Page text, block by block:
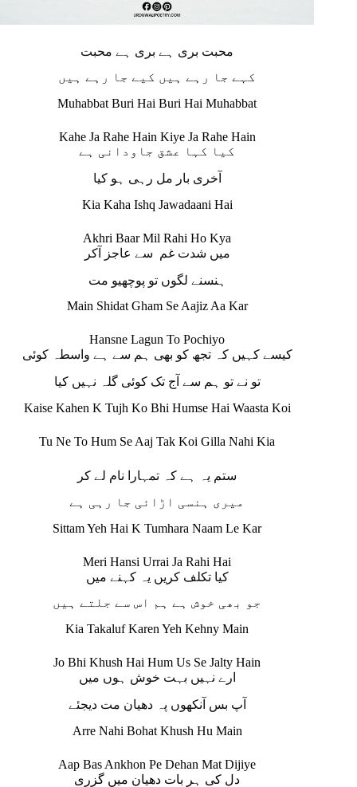
محبت بری ہے بری ہے محبت
کہے جا رہے ہیں کیے جا رہے ہیں
Muhabbat Buri Hai Buri Hai Muhabbat
Kahe Ja Rahe Hain Kiye Ja Rahe Hain
کیا کہا عشق جاودانی ہے
آخری بار مل رہی ہو کیا
Kia Kaha Ishq Jawadaani Hai
Akhri Baar Mil Rahi Ho Kya
میں شدت غم سے عاجز آکر
ہنسنے لگوں تو پوچھیو مت
Main Shidat Gham Se Aajiz Aa Kar
Hansne Lagun To Pochiyo
کیسے کہیں کہ تجھ کو بھی ہم سے ہے واسطہ کوئی
تو نے تو ہم سے آج تک کوئی گلہ نہیں کیا
Kaise Kahen K Tujh Ko Bhi Humse Hai Waasta Koi
Tu Ne To Hum Se Aaj Tak Koi Gilla Nahi Kia
ستم یہ ہے کہ تمہارا نام لے کر
میری ہنسی اڑائی جا رہی ہے
Sittam Yeh Hai K Tumhara Naam Le Kar
Meri Hansi Urrai Ja Rahi Hai
کیا تکلف کریں یہ کہنے میں
جو بھی خوش ہے ہم اس سے جلتے ہیں
Kia Takaluf Karen Yeh Kehny Main
Jo Bhi Khush Hai Hum Us Se Jalty Hain
ارے نہیں بہت خوش ہوں میں
آپ بس آنکھوں پہ دھیان مت دیجئے
Arre Nahi Bohat Khush Hu Main
Aap Bas Ankhon Pe Dehan Mat Dijiye
دل کی ہر بات دھیان میں گزری